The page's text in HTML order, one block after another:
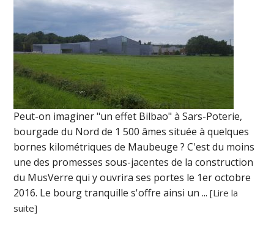
Peut-on imaginer "un effet Bilbao" à Sars-Poterie,
bourgade du Nord de 1 500 âmes située à quelques
bornes kilométriques de Maubeuge ? C'est du moins
une des promesses sous-jacentes de la construction
du MusVerre qui y ouvrira ses portes le 1er octobre
2016. Le bourg tranquille s'offre ainsi un ...[Lire la
suite]